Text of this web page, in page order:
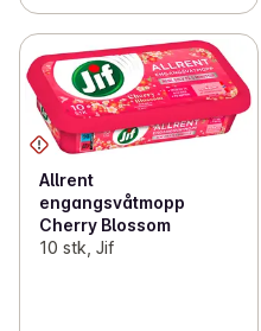
Allrent
engangsvåtmopp
Cherry Blossom
10 stk, Jif